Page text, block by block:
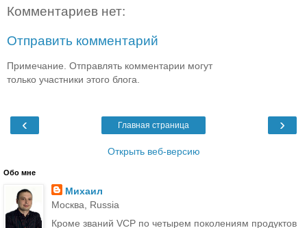
Комментариев нет:
Отправить комментарий
Примечание. Отправлять комментарии могут
только участники этого блога.
‹ ›
Главная страница
Открыть веб-версию
Обо мне
Михаил
Москва, Russia
Кроме званий VCP по четырем поколениям продуктов